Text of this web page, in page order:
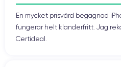
En mycket prisvärd begagnad
fungerar helt klanderfritt. Jag
Certideal.